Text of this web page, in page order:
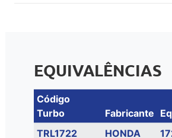
EQUIVALÊNCIAS
Código
Turbo
Fabricante
TRL1722
HONDA